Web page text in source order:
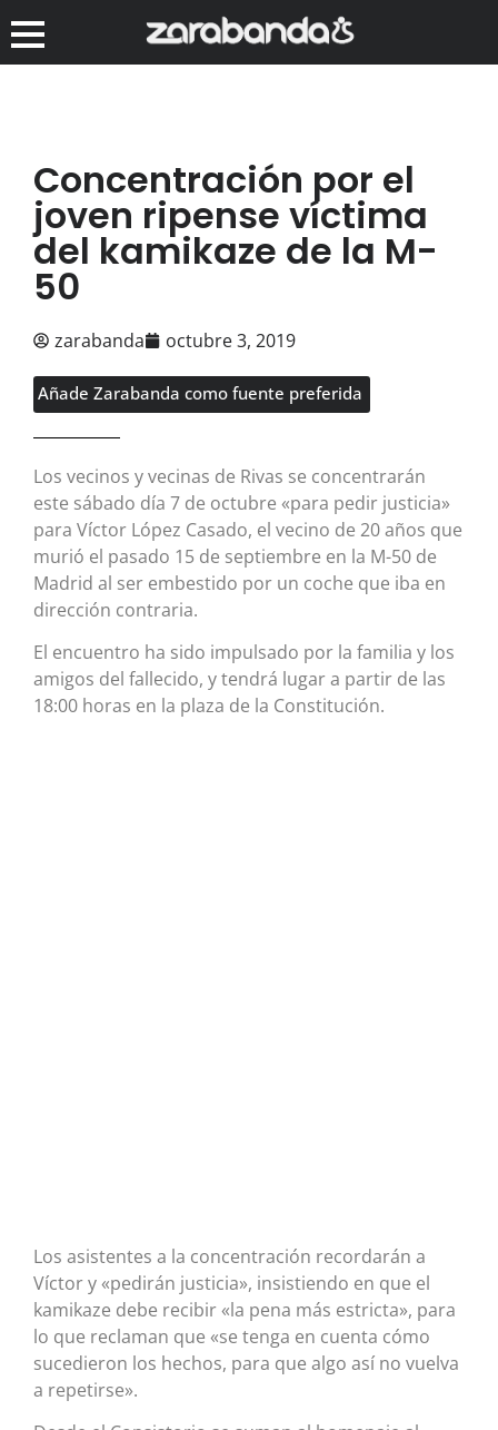
Concentración por el
joven ripense víctima
del kamikaze de la M-
50
zarabanda octubre 3, 2019
Añade Zarabanda como fuente preferida
Los vecinos y vecinas de Rivas se concentrarán
este sábado día 7 de octubre «para pedir justicia»
para Víctor López Casado, el vecino de 20 años que
murió el pasado 15 de septiembre en la M-50 de
Madrid al ser embestido por un coche que iba en
dirección contraria.
El encuentro ha sido impulsado por la familia y los
amigos del fallecido, y tendrá lugar a partir de las
18:00 horas en la plaza de la Constitución.
Los asistentes a la concentración recordarán a
Víctor y «pedirán justicia», insistiendo en que el
kamikaze debe recibir «la pena más estricta», para
lo que reclaman que «se tenga en cuenta cómo
sucedieron los hechos, para que algo así no vuelva
a repetirse».